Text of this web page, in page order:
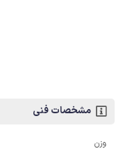
مشخصات فنی
وزن